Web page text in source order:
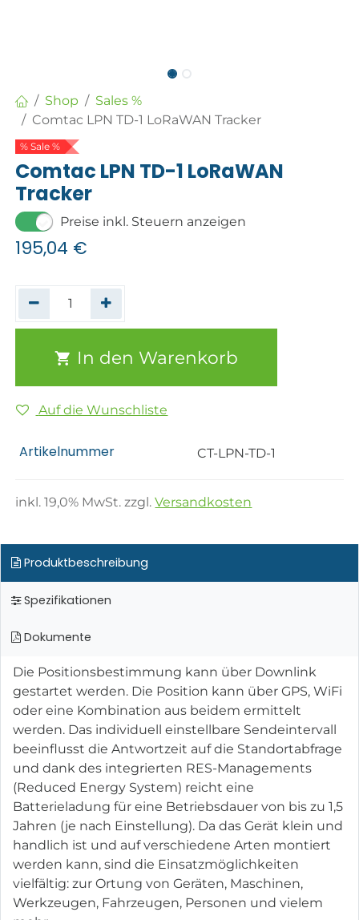
Shop
Sales %
Comtac LPN TD-1 LoRaWAN Tracker
% Sale %
Comtac LPN TD-1 LoRaWAN
Tracker
Preise inkl. Steuern anzeigen
195,04 €
In den Warenkorb
Auf die Wunschliste
Artikelnummer CT-LPN-TD-1
inkl.19,0% MwSt. zzgl.Versandkosten
Produktbeschreibung
Spezifikationen
Dokumente
Die Positionsbestimmung kann über Downlink
gestartet werden. Die Position kann über GPS, WiFi
oder eine Kombination aus beidem ermittelt
werden. Das individuell einstellbare Sendeintervall
beeinflusst die Antwortzeit auf die Standortabfrage
und dank des integrierten RES-Managements
(Reduced Energy System) reicht eine
Batterieladung für eine Betriebsdauer von bis zu 1,5
Jahren (je nach Einstellung). Da das Gerät klein und
handlich ist und auf verschiedene Arten montiert
werden kann, sind die Einsatzmöglichkeiten
vielfältig: zur Ortung von Geräten, Maschinen,
Werkzeugen, Fahrzeugen, Personen und vielem